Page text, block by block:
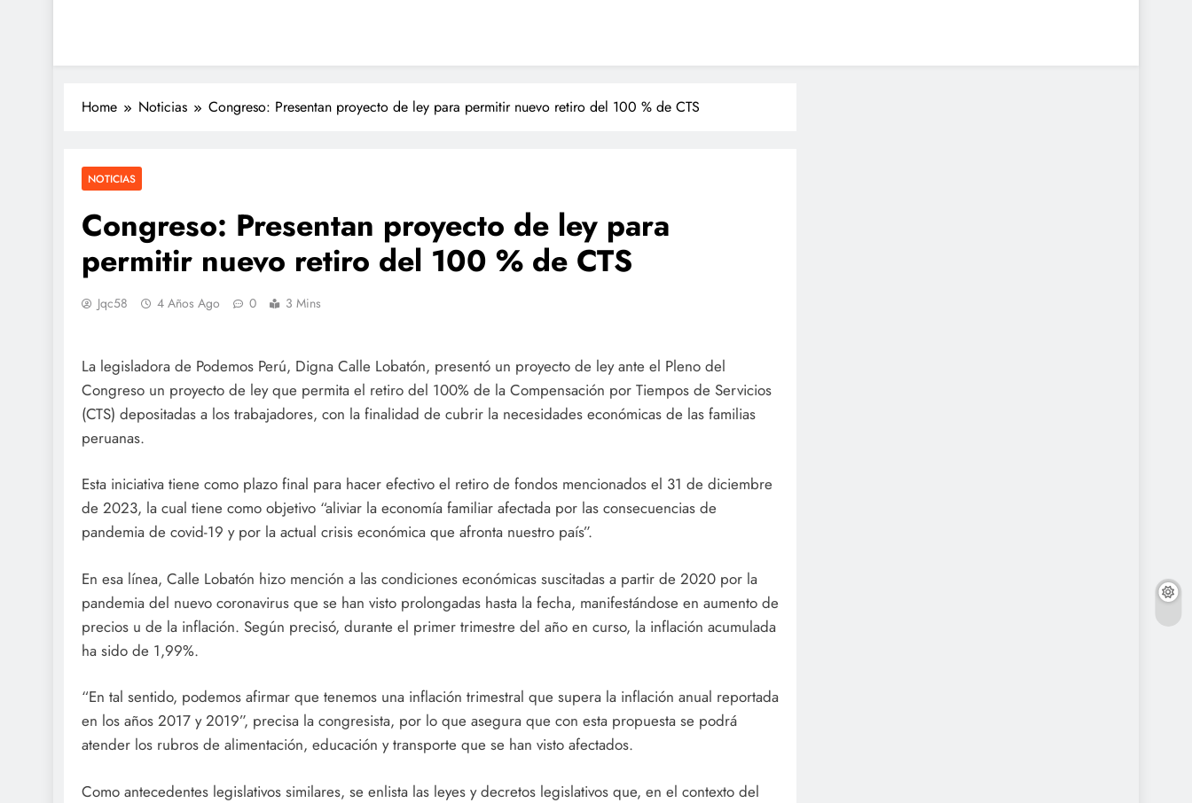
Home Noticias Congreso: Presentan proyecto de ley para permitir nuevo retiro del 100 % de CTS
NOTICIAS
Congreso: Presentan proyecto de ley para
permitir nuevo retiro del 100 % de CTS
Jqc58 4 Años Ago 0 3 Mins
La legisladora de Podemos Perú, Digna Calle Lobatón, presentó un proyecto de ley ante el Pleno del
Congreso un proyecto de ley que permita el retiro del 100% de la Compensación por Tiempos de Servicios
(CTS) depositadas a los trabajadores, con la finalidad de cubrir la necesidades económicas de las familias
peruanas.
Esta iniciativa tiene como plazo final para hacer efectivo el retiro de fondos mencionados el 31 de diciembre
de 2023, la cual tiene como objetivo “aliviar la economía familiar afectada por las consecuencias de
pandemia de covid-19 y por la actual crisis económica que afronta nuestro país”.
En esa línea, Calle Lobatón hizo mención a las condiciones económicas suscitadas a partir de 2020 por la
pandemia del nuevo coronavirus que se han visto prolongadas hasta la fecha, manifestándose en aumento de
precios u de la inflación. Según precisó, durante el primer trimestre del año en curso, la inflación acumulada
ha sido de 1,99%.
“En tal sentido, podemos afirmar que tenemos una inflación trimestral que supera la inflación anual reportada
en los años 2017 y 2019”, precisa la congresista, por lo que asegura que con esta propuesta se podrá
atender los rubros de alimentación, educación y transporte que se han visto afectados.
Como antecedentes legislativos similares, se enlista las leyes y decretos legislativos que, en el contexto del